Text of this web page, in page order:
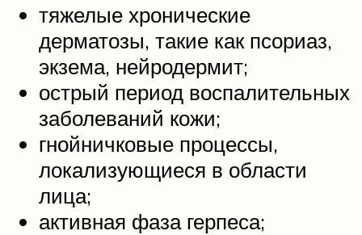
тяжелые хронические
дерматозы, такие как псориаз,
экзема, нейродермит;
острый период воспалительных
заболеваний кожи;
гнойничковые процессы,
локализующиеся в области
лица;
активная фаза герпеса;